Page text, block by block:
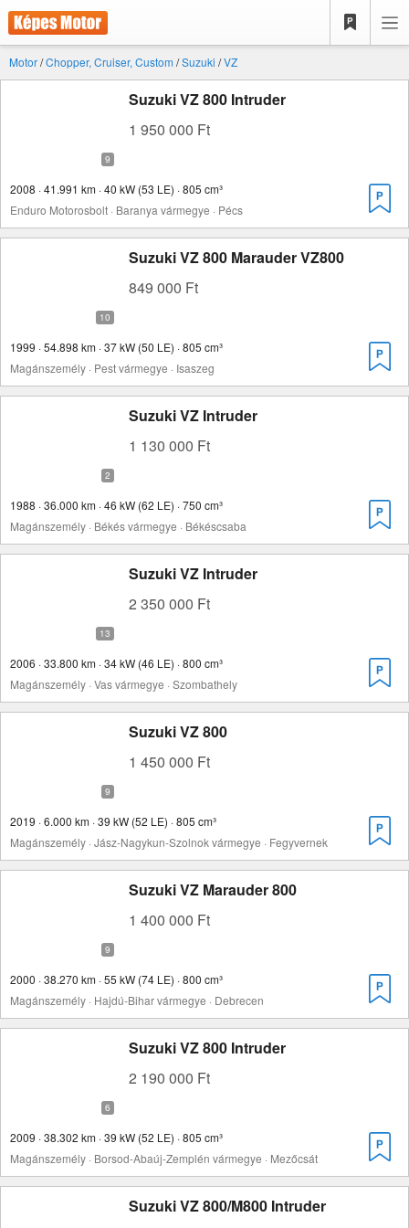
Motor/Chopper, Cruiser, Custom /Suzuki /VZ
Suzuki VZ 800 Intruder
1 950 000 Ft
2008 · 41.991 km · 40 kW (53 LE) · 805 cm³
Enduro Motorosbolt · Baranya vármegye · Pécs
Suzuki VZ 800 Marauder VZ800
849 000 Ft
1999 · 54.898 km · 37 kW (50 LE) · 805 cm³
Magánszemély · Pest vármegye · Isaszeg
Suzuki VZ Intruder
1 130 000 Ft
1988 · 36.000 km · 46 kW (62 LE) · 750 cm³
Magánszemély · Békés vármegye · Békéscsaba
Suzuki VZ Intruder
2 350 000 Ft
2006 · 33.800 km · 34 kW (46 LE) · 800 cm³
Magánszemély · Vas vármegye · Szombathely
Suzuki VZ 800
1 450 000 Ft
2019 · 6.000 km · 39 kW (52 LE) · 805 cm³
Magánszemély · Jász-Nagykun-Szolnok vármegye · Fegyvernek
Suzuki VZ Marauder 800
1 400 000 Ft
2000 · 38.270 km · 55 kW (74 LE) · 800 cm³
Magánszemély · Hajdú-Bihar vármegye · Debrecen
Suzuki VZ 800 Intruder
2 190 000 Ft
2009 · 38.302 km · 39 kW (52 LE) · 805 cm³
Magánszemély · Borsod-Abaúj-Zemplén vármegye · Mezőcsát
Suzuki VZ 800/M800 Intruder